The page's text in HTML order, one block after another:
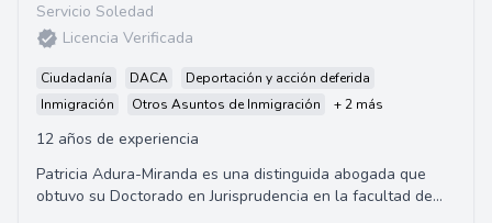
Servicio Soledad
Licencia Verificada
Ciudadanía DACA
Deportación y acción deferida
Inmigración
Otros Asuntos de Inmigración + 2 más
12 años de experiencia
Patricia Adura-Miranda es una distinguida abogada que
obtuvo su Doctorado en Jurisprudencia en la facultad de